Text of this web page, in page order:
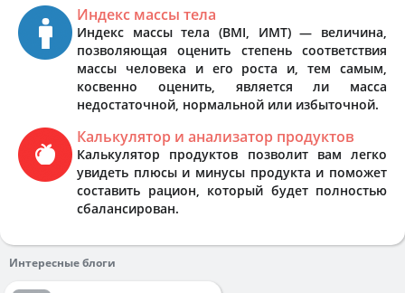
Индекс массы тела
Индекс массы тела (BMI, ИМТ) — величина,
позволяющая оценить степень соответствия
массы человека и его роста и, тем самым,
косвенно оценить, является ли масса
недостаточной, нормальной или избыточной.
Калькулятор и анализатор продуктов
Калькулятор продуктов позволит вам легко
увидеть плюсы и минусы продукта и поможет
составить рацион, который будет полностью
сбалансирован.
Интересные блоги